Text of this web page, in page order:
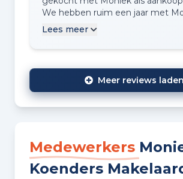
Koenders Makelaardij absoluut
We hebben ruim een jaar met
samen naar een koophuis
gevonden wat we wilden! Strak
koopwensen en pushte ons
fijn was. Ze vertelde het ons ook
huis beter niet konden doen.
daarnaast veel kennis over
Lees meer
Meer reviews laden
Medewerkers
Koenders